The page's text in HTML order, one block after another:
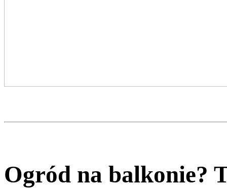
Ogród na balkonie?